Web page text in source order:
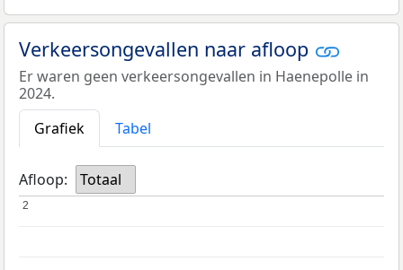
Verkeersongevallen naar afloop
Er waren geen verkeersongevallen in Haenepolle in
2024.
Grafiek
Tabel
Afloop: Totaal
2
2